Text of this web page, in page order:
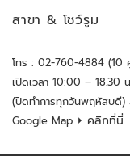
สาขา & โชว์รูม
โทร : 02-760-4884 (10
เปิดเวลา 10:00 – 18.30
(ปิดทำการทุกวันพฤหัสบดี)
Google Map ⏵ คลิกที่นี่